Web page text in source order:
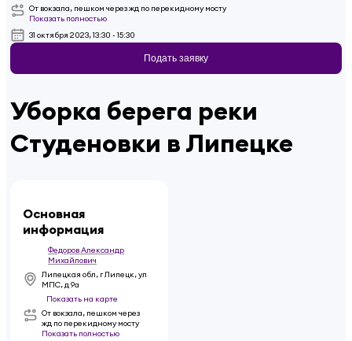
От вокзала, пешком через жд по перекидному мосту
Показать полностью
31 октября 2023, 13:30 - 15:30
Подать заявку
Уборка берега реки
Студеновки в Липецке
Основная
информация
Федоров Александр
Михайлович
Липецкая обл, г Липецк, ул
МПС, д 9а
Показать на карте
От вокзала, пешком через
жд по перекидному мосту
Показать полностью